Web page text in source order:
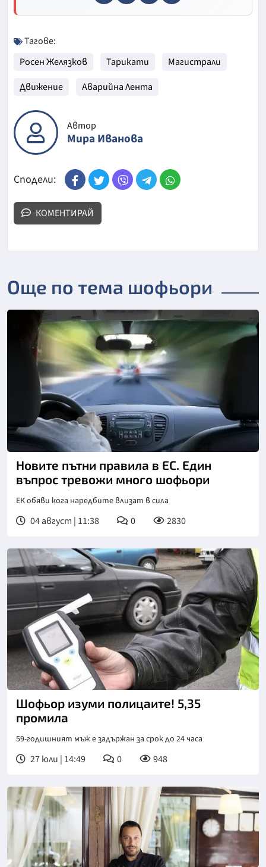
Тагове:
Росен Желязков
Тарикати
Магистрали
Движение
Аварийна Лента
Автор
Мира Иванова
Сподели:
КОМЕНТИРАЙ
Още по тема шофьори
Новите пътни правила в ЕС. Един
въпрос тревожи много шофьори
ЕК обяви кога наредбите влизат в сила
04 август | 11:38 0 2830
Шофьор изуми полицаите! 5,35
промила
59-годишният мъж е задържан за срок до 24 часа
27 юли | 14:49 0 948